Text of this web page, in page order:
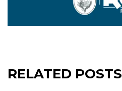
RELATED POSTS